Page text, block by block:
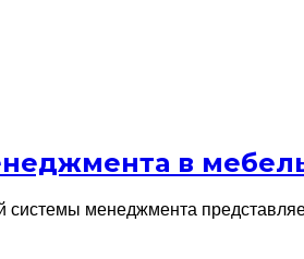
в
менеджмента